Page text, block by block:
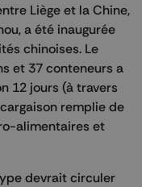
Liège et la Chine,
a été inaugurée
chinoises. Le
et 37 conteneurs a
12 jours (à travers
remplie de
alimentaires et
devrait circuler